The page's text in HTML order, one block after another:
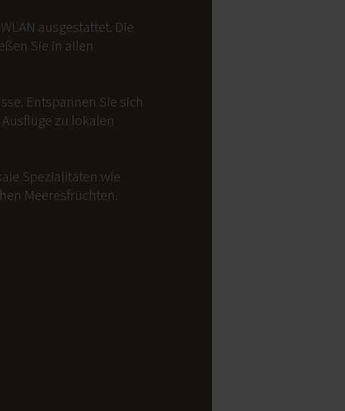
ausgestattet. Die
Sie in allen
Entspannen Sie sich
zu lokalen
Spezialitäten wie
Meeresfrüchten.